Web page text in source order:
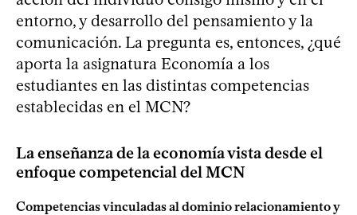
entorno, y desarrollo del pensamiento y la
comunicación. La pregunta es, entonces, ¿qué
aporta la asignatura Economía a los
estudiantes en las distintas competencias
establecidas en el MCN?
La enseñanza de la economía vista desde el
enfoque competencial del MCN
Competencias vinculadas al dominio relacionamiento y